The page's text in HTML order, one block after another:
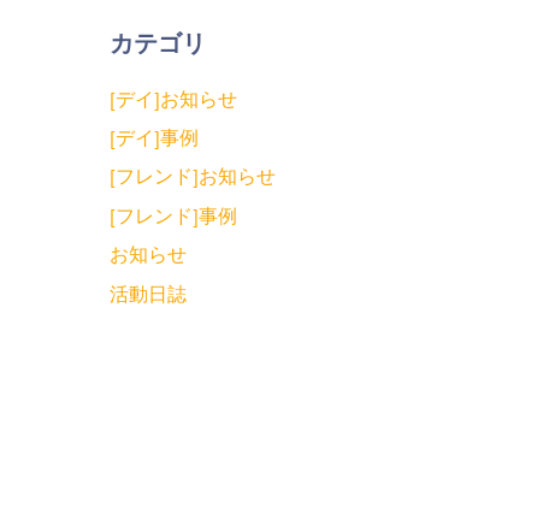
カテゴリ
[デイ]お知らせ
[デイ]事例
[フレンド]お知らせ
[フレンド]事例
お知らせ
活動日誌